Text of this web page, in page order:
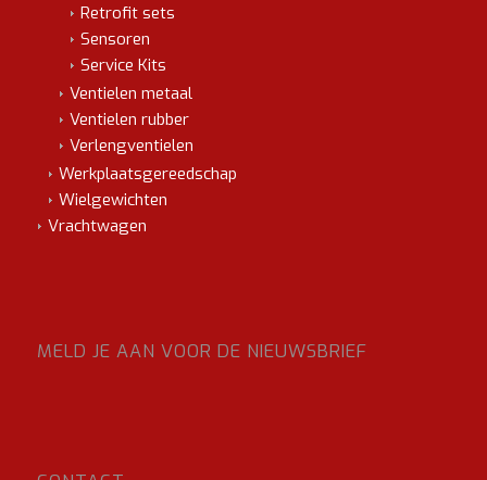
Retrofit sets
Sensoren
Service Kits
Ventielen metaal
Ventielen rubber
Verlengventielen
Werkplaatsgereedschap
Wielgewichten
Vrachtwagen
MELD JE AAN VOOR DE NIEUWSBRIEF